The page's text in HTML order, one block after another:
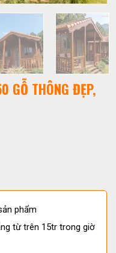
GỖ THÔNG ĐẸP,
phẩm
từ trên 15tr trong giờ